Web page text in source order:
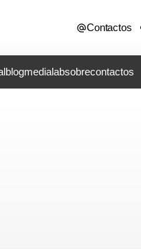
Contactos
blogmedialabsobrecontactos